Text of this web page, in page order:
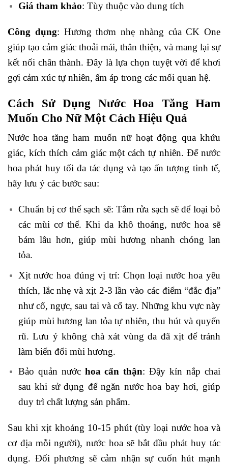
Giá tham khảo: Tùy thuộc vào dung tích
Công dụng: Hương thơm nhẹ nhàng của CK One
giúp tạo cảm giác thoải mái, thân thiện, và mang lại sự
kết nối chân thành. Đây là lựa chọn tuyệt vời để khơi
gợi cảm xúc tự nhiên, ấm áp trong các mối quan hệ.
Cách Sử Dụng Nước Hoa Tăng Ham
Muốn Cho Nữ Một Cách Hiệu Quả
Nước hoa tăng ham muốn nữ hoạt động qua khứu
giác, kích thích cảm giác một cách tự nhiên. Để nước
hoa phát huy tối đa tác dụng và tạo ấn tượng tinh tế,
hãy lưu ý các bước sau:
Chuẩn bị cơ thể sạch sẽ: Tắm rửa sạch sẽ để loại bỏ
các mùi cơ thể. Khi da khô thoáng, nước hoa sẽ
bám lâu hơn, giúp mùi hương nhanh chóng lan
tỏa.
Xịt nước hoa đúng vị trí: Chọn loại nước hoa yêu
thích, lắc nhẹ và xịt 2-3 lần vào các điểm “đắc địa”
như cổ, ngực, sau tai và cổ tay. Những khu vực này
giúp mùi hương lan tỏa tự nhiên, thu hút và quyến
rũ. Lưu ý không chà xát vùng da đã xịt để tránh
làm biến đổi mùi hương.
Bảo quản nướchoa cẩn thận: Đậy kín nắp chai
sau khi sử dụng để ngăn nước hoa bay hơi, giúp
duy trì chất lượng sản phẩm.
Sau khi xịt khoảng 10-15 phút (tùy loại nước hoa và
cơ địa mỗi người), nước hoa sẽ bắt đầu phát huy tác
dụng. Đối phương sẽ cảm nhận sự cuốn hút mạnh